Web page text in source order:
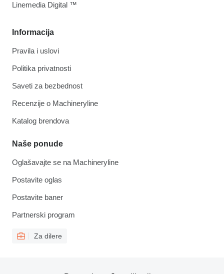
Informacija
Pravila i uslovi
Politika privatnosti
Saveti za bezbednost
Recenzije o Machineryline
Katalog brendova
Naše ponude
Oglašavajte se na Machineryline
Postavite oglas
Postavite baner
Partnerski program
Za dilere
Linemedia Digital ™